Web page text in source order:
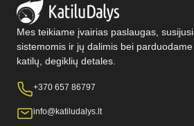
Mes teikiame įvairias paslaugas,
sistemomis ir jų dalimis bei
katilų, degiklių detales.
+370 657 86797
info@katiludalys.lt